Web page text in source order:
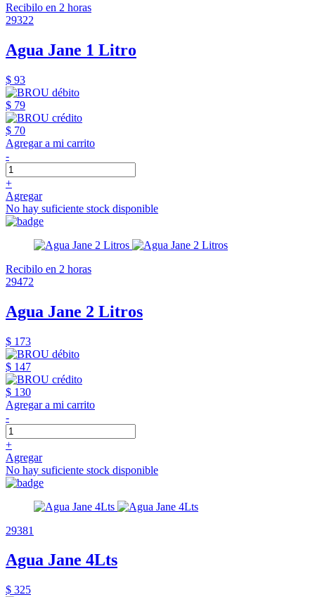
Recibilo en 2 horas
29322
Agua Jane 1 Litro
$ 93
$ 79
$ 70
Agregar a mi carrito
-
+
Agregar
No hay suficiente stock disponible
Recibilo en 2 horas
29472
Agua Jane 2 Litros
$ 173
$ 147
$ 130
Agregar a mi carrito
-
+
Agregar
No hay suficiente stock disponible
29381
Agua Jane 4Lts
$ 325